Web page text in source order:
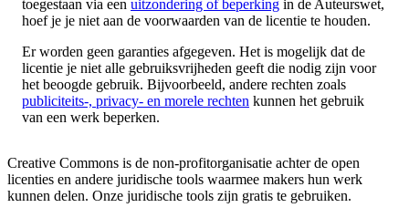
toegestaan via een uitzondering of beperking in de Auteurswet,
hoef je je niet aan de voorwaarden van de licentie te houden.
Er worden geen garanties afgegeven. Het is mogelijk dat de
licentie je niet alle gebruiksvrijheden geeft die nodig zijn voor
het beoogde gebruik. Bijvoorbeeld, andere rechten zoals
publiciteits-, privacy- en morele rechten kunnen het gebruik
van een werk beperken.
Creative Commons is de non-profitorganisatie achter de open
licenties en andere juridische tools waarmee makers hun werk
kunnen delen. Onze juridische tools zijn gratis te gebruiken.